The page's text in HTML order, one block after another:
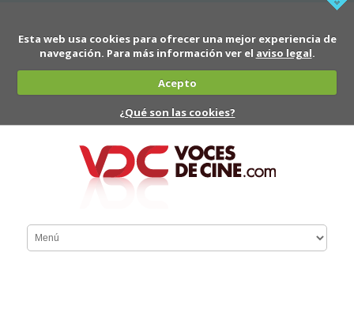
Esta web usa cookies para ofrecer una mejor experiencia de
navegación. Para más información ver el aviso legal.
Acepto
¿Qué son las cookies?